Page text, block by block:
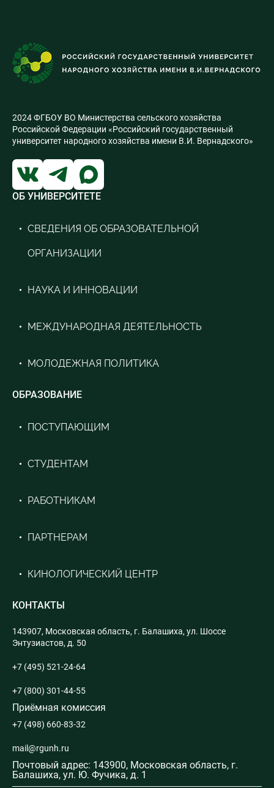
2024 ФГБОУ ВО Министерства сельского хозяйства
Российской Федерации «Российский государственный
университет народного хозяйства имени В.И. Вернадского»
ОБ УНИВЕРСИТЕТЕ
СВЕДЕНИЯ ОБ ОБРАЗОВАТЕЛЬНОЙ
ОРГАНИЗАЦИИ
НАУКА И ИННОВАЦИИ
МЕЖДУНАРОДНАЯ ДЕЯТЕЛЬНОСТЬ
МОЛОДЕЖНАЯ ПОЛИТИКА
ОБРАЗОВАНИЕ
ПОСТУПАЮЩИМ
СТУДЕНТАМ
РАБОТНИКАМ
ПАРТНЕРАМ
КИНОЛОГИЧЕСКИЙ ЦЕНТР
КОНТАКТЫ
143907, Московская область, г. Балашиха, ул. Шоссе
Энтузиастов, д. 50
+7 (495) 521-24-64
+7 (800) 301-44-55
Приёмная комиссия
+7 (498) 660-83-32
mail@rgunh.ru
Почтовый адрес: 143900, Московская область, г.
Балашиха, ул. Ю. Фучика, д. 1